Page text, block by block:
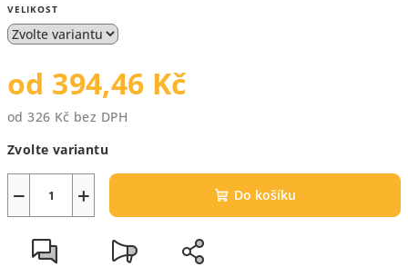
VELIKOST
od 394,46 Kč
od326 Kč bez DPH
cena:
Zvolte variantu
+
− Do košíku